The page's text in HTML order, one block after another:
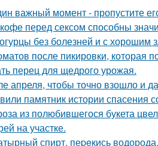
важный момент - пропустите
перед сексом способны
без болезней и с хорошим
после пикировки, которая
перец для щедрого урожая.
апреля, чтобы точно взошло и
памятник истории спасения
из полюбившегося букета
на участке.
спирт, пеpeкись